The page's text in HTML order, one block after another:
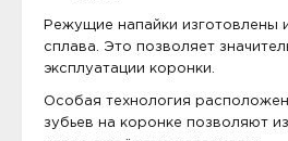
Режущие напайки изготовлены
сплава. Это позволяет
эксплуатации коронки.
Особая технология
зубьев на коронке позволяют